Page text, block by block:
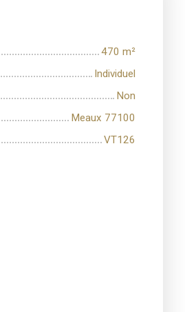
470 m²
Individuel
Non
Meaux 77100
VT126